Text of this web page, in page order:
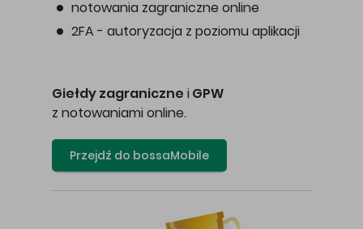
notowania zagraniczne online
2FA - autoryzacja z poziomu aplikacji
Giełdy zagraniczne i GPW
z notowaniami online.
Przejdź do bossaMobile